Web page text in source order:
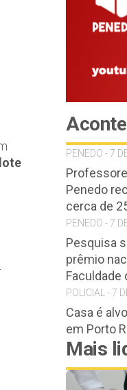
PENEDO - 7
Penedo
cerca de
PENEDO - 7
Pesquisa
prêmio
Faculdade
POLICIAL - 7
Casa é
em Porto
Mais